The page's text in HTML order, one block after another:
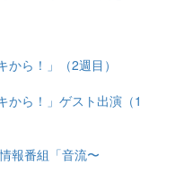
ら！」（2週目）
から！」ゲスト出演（1
報番組「音流〜